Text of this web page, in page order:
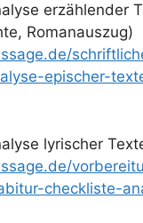
erzählender
Romanauszug)
epischer-
lyrischer
checkliste-